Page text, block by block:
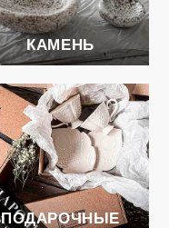
КАМЕНЬ
ПОДАРОЧНЫЕ